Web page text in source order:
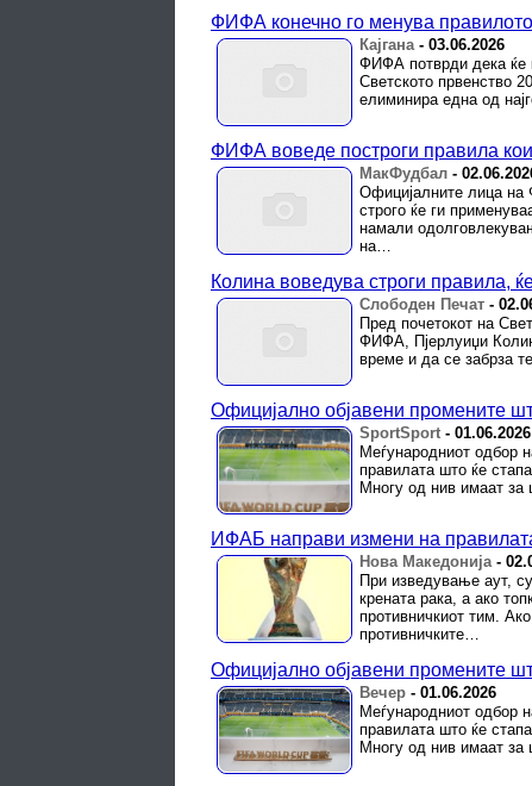
ФИФА конечно го менува
Кајгана- 03.06.2026
ФИФА потврди дека ќе
Светското првенство
елиминира една од
ФИФА воведе построги правила
МакФудбал -
Официјалните лица на
строго ќе ги
намали
на…
Колина воведува строги правила,
Слободен Печат -
Пред почетокот на
ФИФА, Пјерлуиџи
време и да се забрза
Официјално објавени промените
SportSport - 01.06.2026
Меѓународниот одбор
правилата што ќе
Многу од нив имаат за
ИФАБ направи измени на
Нова Македонија-
При изведување аут,
крената рака, а ако
противничкиот тим.
противничките…
Официјално објавени промените
Вечер - 01.06.2026
Меѓународниот одбор
правилата што ќе
Многу од нив имаат за